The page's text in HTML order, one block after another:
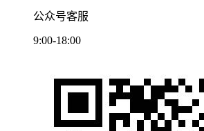
公众号客服
9:00-18:00